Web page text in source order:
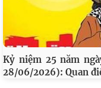
Kỷ niệm 25 năm
28/06/2026): Quan